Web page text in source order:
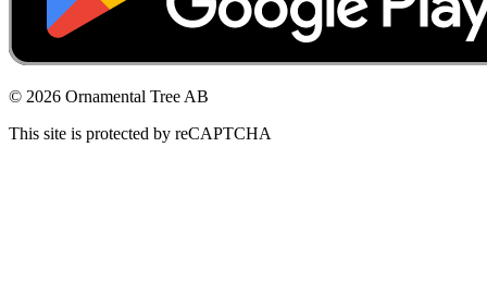
© 2026 Ornamental Tree AB
This site is protected by reCAPTCHA